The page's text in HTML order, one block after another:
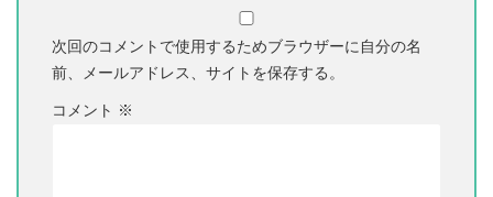
次回のコメントで使用するためブラウザーに自分の名
前、メールアドレス、サイトを保存する。
コメント ※